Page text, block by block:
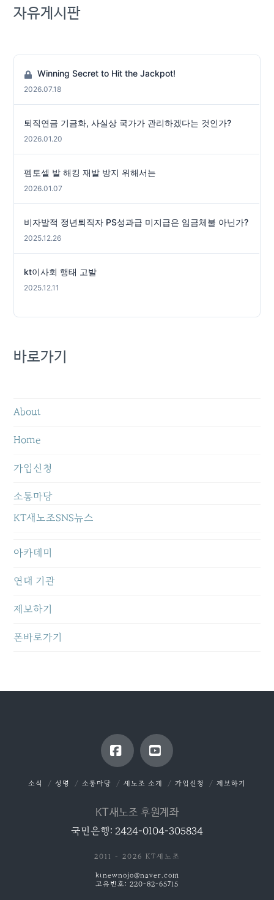
자유게시판
Winning Secret to Hit the Jackpot!
2026.07.18
퇴직연금 기금화, 사실상 국가가 관리하겠다는 것인가?
2026.01.20
펨토셀 발 해킹 재발 방지 위해서는
2026.01.07
비자발적 정년퇴직자 PS성과급 미지급은 임금체불 아닌가?
2025.12.26
kt이사회 행태 고발
2025.12.11
바로가기
About
Home
가입신청
소통마당
KT새노조SNS뉴스
아카데미
연대 기관
제보하기
폰바로가기
FacebookYouTube
소식 성명 소통마당 새노조 소개 가입신청 제보하기
KT새노조 후원계좌
국민은행: 2424-0104-305834
2011 - 2026 KT새노조
ktnewnojo@naver.com
고유번호: 220-82-65715